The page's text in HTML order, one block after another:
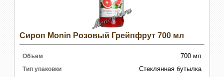
Сироп Monin Розовый Грейпфрут 700 мл
Объем 700 мл
Тип упаковки Стеклянная бутылка